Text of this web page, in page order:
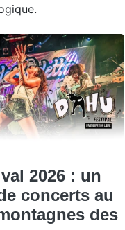
2026 : un
concerts au
des